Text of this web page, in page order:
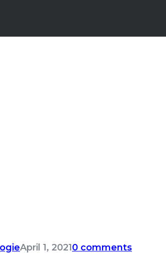
April 1, 20210 comments